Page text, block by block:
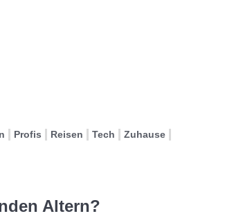
Profis Reisen Tech Zuhause
Altern?